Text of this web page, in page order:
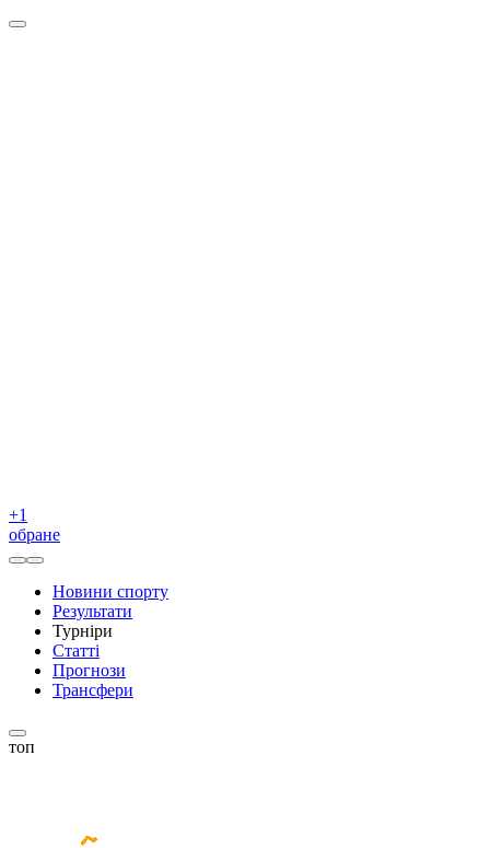
+1
обране
Новини спорту
Результати
Турніри
Статті
Прогнози
Трансфери
топ